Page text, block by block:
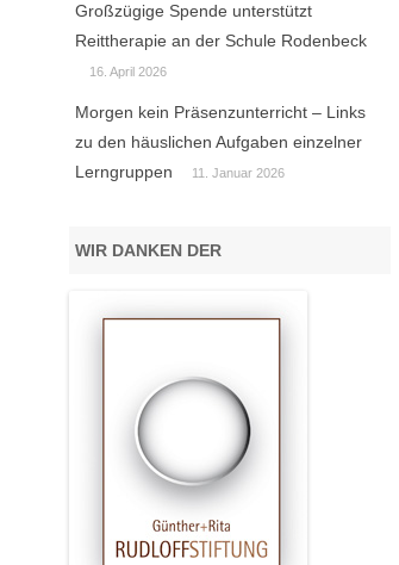
Großzügige Spende unterstützt
Reittherapie an der Schule Rodenbeck
16. April 2026
Morgen kein Präsenzunterricht – Links
zu den häuslichen Aufgaben einzelner
Lerngruppen
11. Januar 2026
WIR DANKEN DER